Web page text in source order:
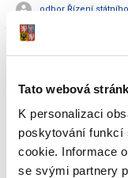
Tato webová
K personalizaci
poskytování funkcí
cookie. Informace
se svými partnery
odbor Řízení
Dokumenty ke